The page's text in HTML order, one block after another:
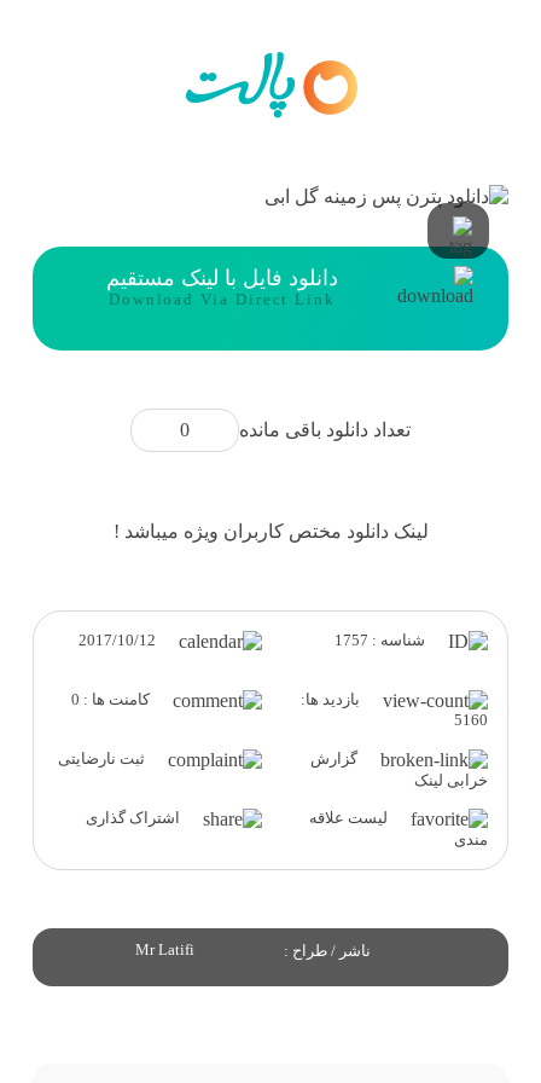
دانلود فایل با لینک مستقیم
Download Via Direct Link
تعداد دانلود باقی مانده 0
لینک دانلود مختص کاربران ویژه میباشد !
شناسه : 1757
بازدید ها:
5160
کامنت ها : 0
گزارش
خرابی لینک
ثبت نارضایتی
لیست علاقه
مندی
اشتراک گذاری
ناشر / طراح : Mr Latifi